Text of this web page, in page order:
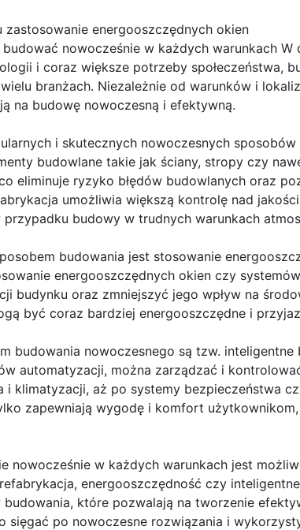
zastosowanie energooszczędnych okien
nowocześnie w każdych warunkach W
i coraz większe potrzeby społeczeństwa,
branżach. Niezależnie od warunków i
na budowę nowoczesną i efektywną.
i skutecznych nowoczesnych
budowlane takie jak ściany, stropy czy
eliminuje ryzyko błędów budowlanych oraz
umożliwia większą kontrolę nad
budowy w trudnych warunkach
budowania jest stosowanie
energooszczędnych okien czy
budynku oraz zmniejszyć jego wpływ na
być coraz bardziej energooszczędne i
budowania nowoczesnego są tzw.
automatyzacji, można zarządzać i
i klimatyzacji, aż po systemy bezpieczeństwa
zapewniają wygodę i komfort
nowocześnie w każdych warunkach jest
energooszczędność czy
budowania, które pozwalają na tworzenie
sięgać po nowoczesne rozwiązania i